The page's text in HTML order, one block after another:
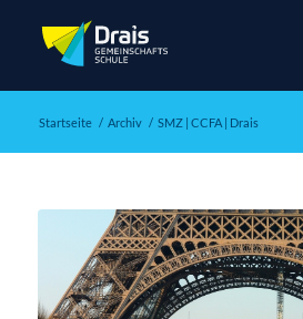
Startseite / Archiv / SMZ | CCFA | Drais